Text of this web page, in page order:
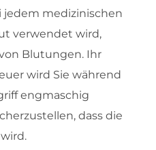
jedem medizinischen
verwendet wird,
Blutungen. Ihr
wird Sie während
engmaschig
dass die